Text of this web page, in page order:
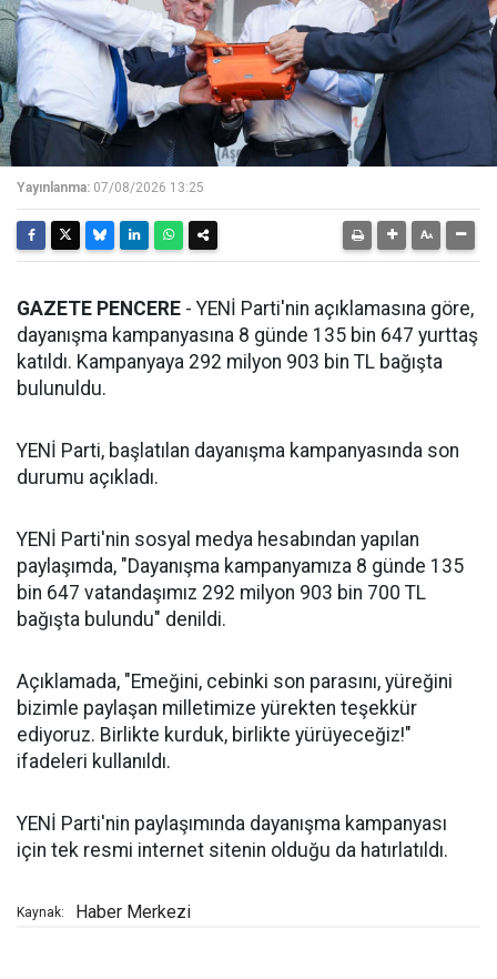
Yayınlanma: 07/08/2026 13:25
GAZETE PENCERE - YENİ Parti'nin açıklamasına göre,
dayanışma kampanyasına 8 günde 135 bin 647 yurttaş
katıldı. Kampanyaya 292 milyon 903 bin TL bağışta
bulunuldu.
YENİ Parti, başlatılan dayanışma kampanyasında son
durumu açıkladı.
YENİ Parti'nin sosyal medya hesabından yapılan
paylaşımda, "Dayanışma kampanyamıza 8 günde 135
bin 647 vatandaşımız 292 milyon 903 bin 700 TL
bağışta bulundu" denildi.
Açıklamada, "Emeğini, cebinki son parasını, yüreğini
bizimle paylaşan milletimize yürekten teşekkür
ediyoruz. Birlikte kurduk, birlikte yürüyeceğiz!"
ifadeleri kullanıldı.
YENİ Parti'nin paylaşımında dayanışma kampanyası
için tek resmi internet sitenin olduğu da hatırlatıldı.
Kaynak: Haber Merkezi